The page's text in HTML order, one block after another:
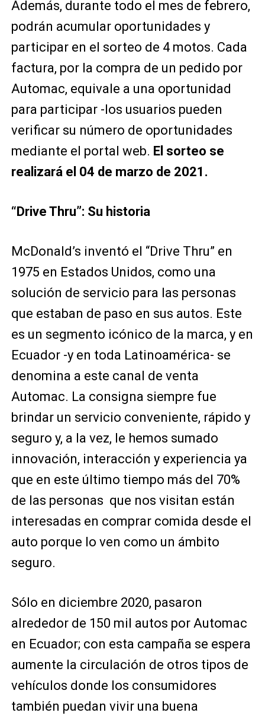
Además, durante todo el mes de febrero,
podrán acumular oportunidades y
participar en el sorteo de 4 motos. Cada
factura, por la compra de un pedido por
Automac, equivale a una oportunidad
para participar -los usuarios pueden
verificar su número de oportunidades
mediante el portal web. El sorteo se
realizará el 04 de marzo de 2021.
“Drive Thru”: Su historia
McDonald’s inventó el “Drive Thru” en
1975 en Estados Unidos, como una
solución de servicio para las personas
que estaban de paso en sus autos. Este
es un segmento icónico de la marca, y en
Ecuador -y en toda Latinoamérica- se
denomina a este canal de venta
Automac. La consigna siempre fue
brindar un servicio conveniente, rápido y
seguro y, a la vez, le hemos sumado
innovación, interacción y experiencia ya
que en este último tiempo más del 70%
de las personas que nos visitan están
interesadas en comprar comida desde el
auto porque lo ven como un ámbito
seguro.
Sólo en diciembre 2020, pasaron
alrededor de 150 mil autos por Automac
en Ecuador; con esta campaña se espera
aumente la circulación de otros tipos de
vehículos donde los consumidores
también puedan vivir una buena